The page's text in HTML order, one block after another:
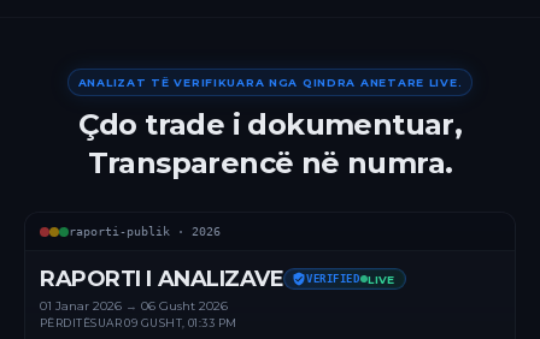
ANALIZAT TË VERIFIKUARA NGA QINDRA ANETARE LIVE.
Çdo trade i dokumentuar,
Transparencë në numra.
raporti-publik · 2026
RAPORTI I ANALIZAVE VERIFIED LIVE
01 Janar 2026 → 06 Gusht 2026
PËRDITËSUAR09 GUSHT, 01:33 PM